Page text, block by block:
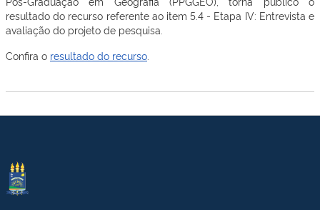
resultado do recurso referente ao item 5.4 - Etapa IV: Entrevista e
avaliação do projeto de pesquisa.
Confira o resultado do recurso